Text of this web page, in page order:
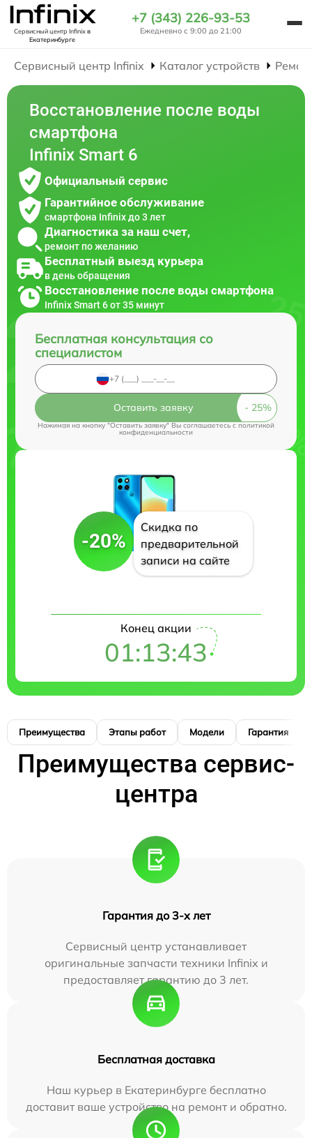
Сервисный центр Infinixв
Екатеринбурге
+7 (343) 226-93-53
Ежедневно с 9:00 до 21:00
Сервисный центр Infinix Каталог устройств
Восстановление после воды
смартфона
Infinix Smart 6
Официальный сервис
Гарантийное обслуживание
смартфона Infinix до 3 лет
Диагностика за наш счет,
ремонт по желанию
Бесплатный выезд курьера
в день обращения
Восстановление после воды смартфона
Infinix Smart 6 от 35 минут
Бесплатная консультация со
специалистом
Оставить заявку
Нажимая на кнопку "Оставить заявку" Вы соглашаетесь cполитикой
конфиденциальности
-20%
Скидка по
предварительной
записи на сайте
Конец акции
01:13:42
Преимущества Этапы работ Модели Гарантия
Преимущества сервис-
центра
Гарантия до 3-х лет
Сервисный центр устанавливает
оригинальные запчасти техники Infinix и
предоставляет гарантию до 3 лет.
Бесплатная доставка
Наш курьер в Екатеринбурге бесплатно
доставит ваше устройство на ремонт и обратно.